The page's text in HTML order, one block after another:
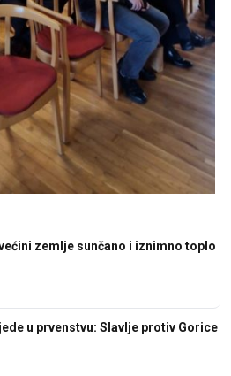
zemlje sunčano i iznimno toplo
u prvenstvu: Slavlje protiv Gorice